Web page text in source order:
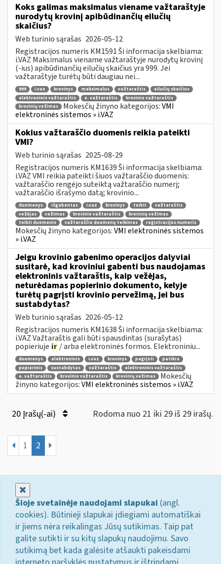
Koks galimas maksimalus viename važtaraštyje
nurodytų krovinį apibūdinančių eilučių
skaičius?
Web turinio sąrašas 2026-05-12
Registracijos numeris KM1591 Ši informacija skelbiama:
i.VAZ Maksimalus viename važtaraštyje nurodytų krovinį
(-ius) apibūdinančių eilučių skaičius yra 999. Jei
važtaraštyje turėtų būti daugiau nei...
999 i.vaz krovinys maksimalus važtaraštis
eilučių skaičius
elektroninis važtaraštis
e. važtaraštis
krovinio važtaraštis
krovinių vežimas
Mokesčių žinyno kategorijos:VMI
elektroninės sistemos » i.VAZ
Kokius važtaraščio duomenis reikia pateikti
VMI?
Web turinio sąrašas 2025-08-29
Registracijos numeris KM1639 Ši informacija skelbiama:
i.VAZ VMI reikia pateikti šiuos važtaraščio duomenis:
važtaraščio rengėjo suteiktą važtaraščio numerį;
važtaraščio išrašymo datą; krovinio...
duomenys išgabentas i.vaz krovinys teikti
važtaraštis
vežėjas
vežimas krovinio važtaraštis
krovinių vežimas
teikti duomenis
važtaraščio duomenų teikimas registracijos numeris
Mokesčių žinyno kategorijos:VMI elektroninės sistemos
» i.VAZ
Jeigu krovinio gabenimo operacijos dalyviai
susitarė, kad kroviniui gabenti bus naudojamas
elektroninis važtaraštis, kaip vežėjas,
neturėdamas popierinio dokumento, kelyje
turėtų pagrįsti krovinio pervežimą, jei bus
sustabdytas?
Web turinio sąrašas 2026-05-12
Registracijos numeris KM1638 Ši informacija skelbiama:
i.VAZ Važtaraštis gali būti spausdintas (surašytas)
popieriuje ir / arba elektroninės formos. Elektroniniu...
duomenys elektroninis i.vaz krovinys pagrįsti
patikra
popierinis
sustabdytas važtaraštis
elektroninis važtaraštis
e. važtaraštis
krovinio važtaraštis krovinių vežimas
Mokesčių
žinyno kategorijos:VMI elektroninės sistemos » i.VAZ
20 Įrašų(-ai) Rodoma nuo 21 iki 29 iš 29 irašų.
1 2
Šioje svetainėje naudojami slapukai (angl.
cookies). Būtinieji slapukai įdiegiami automatiškai
ir jiems nėra reikalingas Jūsų sutikimas. Taip pat
galite sutikti ir su kitų slapukų naudojimu. Savo
sutikimą bet kada galėsite atšaukti pakeisdami